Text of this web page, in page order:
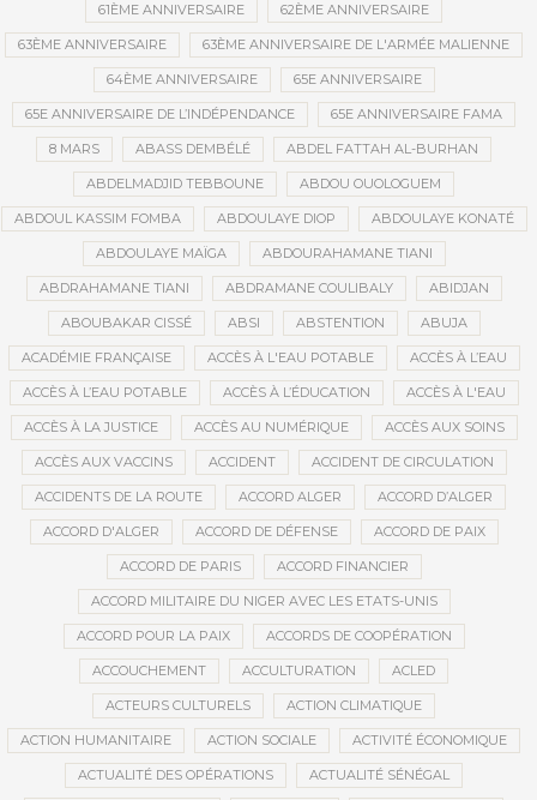
61ÈME ANNIVERSAIRE 62ÈME ANNIVERSAIRE
63ÈME ANNIVERSAIRE 63ÈME ANNIVERSAIRE DE L'ARMÉE MALIENNE
64ÈME ANNIVERSAIRE 65E ANNIVERSAIRE
65E ANNIVERSAIRE DE L’INDÉPENDANCE 65E ANNIVERSAIRE FAMA
8 MARS ABASS DEMBÉLÉ ABDEL FATTAH AL-BURHAN
ABDELMADJID TEBBOUNE ABDOU OUOLOGUEM
ABDOUL KASSIM FOMBA ABDOULAYE DIOP ABDOULAYE KONATÉ
ABDOULAYE MAÏGA ABDOURAHAMANE TIANI
ABDRAHAMANE TIANI ABDRAMANE COULIBALY ABIDJAN
ABOUBAKAR CISSÉ ABSI ABSTENTION ABUJA
ACADÉMIE FRANÇAISE ACCÈS À L'EAU POTABLE ACCÈS À L’EAU
ACCÈS À L’EAU POTABLE ACCÈS À L’ÉDUCATION ACCÈS À L'EAU
ACCÈS À LA JUSTICE ACCÈS AU NUMÉRIQUE ACCÈS AUX SOINS
ACCÈS AUX VACCINS ACCIDENT ACCIDENT DE CIRCULATION
ACCIDENTS DE LA ROUTE ACCORD ALGER ACCORD D’ALGER
ACCORD D'ALGER ACCORD DE DÉFENSE ACCORD DE PAIX
ACCORD DE PARIS ACCORD FINANCIER
ACCORD MILITAIRE DU NIGER AVEC LES ETATS-UNIS
ACCORD POUR LA PAIX ACCORDS DE COOPÉRATION
ACCOUCHEMENT ACCULTURATION ACLED
ACTEURS CULTURELS ACTION CLIMATIQUE
ACTION HUMANITAIRE ACTION SOCIALE ACTIVITÉ ÉCONOMIQUE
ACTUALITÉ DES OPÉRATIONS ACTUALITÉ SÉNÉGAL